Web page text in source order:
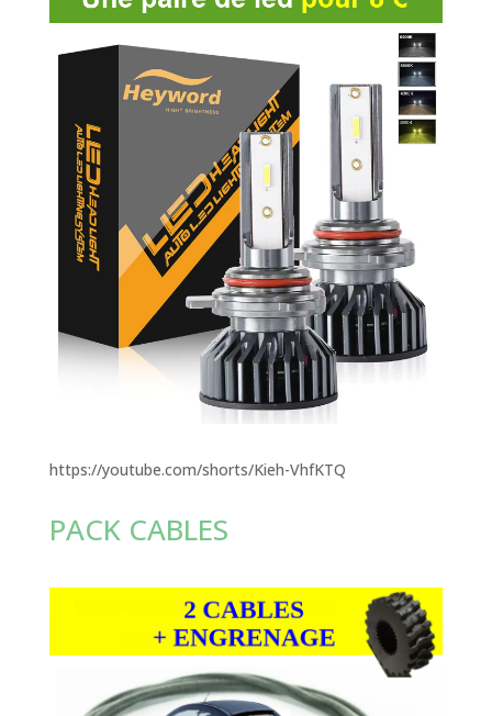
https://youtube.com/shorts/Kieh-VhfKTQ
PACK CABLES